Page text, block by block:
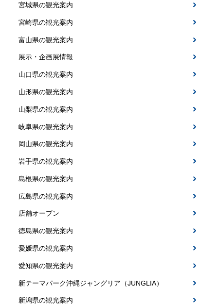
宮城県の観光案内
宮崎県の観光案内
富山県の観光案内
展示・企画展情報
山口県の観光案内
山形県の観光案内
山梨県の観光案内
岐阜県の観光案内
岡山県の観光案内
岩手県の観光案内
島根県の観光案内
広島県の観光案内
店舗オープン
徳島県の観光案内
愛媛県の観光案内
愛知県の観光案内
新テーマパーク沖縄ジャングリア（JUNGLIA）
新潟県の観光案内